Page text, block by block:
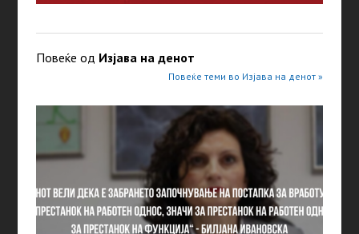
Повеќе од Изјава на денот
Повеќе теми во Изјава на денот »